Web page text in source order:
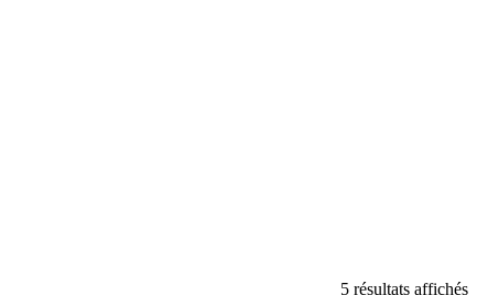
5 résultats affichés